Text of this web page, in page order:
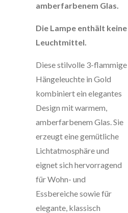
amberfarbenem Glas.
Die Lampe enthält keine
Leuchtmittel.
Diese stilvolle 3-flammige
Hängeleuchte in Gold
kombiniert ein elegantes
Design mit warmem,
amberfarbenem Glas. Sie
erzeugt eine gemütliche
Lichtatmosphäre und
eignet sich hervorragend
für Wohn- und
Essbereiche sowie für
elegante, klassisch